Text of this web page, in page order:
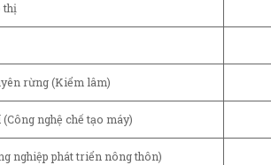
thị
rừng (Kiểm lâm)
nghệ chế tạo máy)
nghiệp phát triển nông thôn)